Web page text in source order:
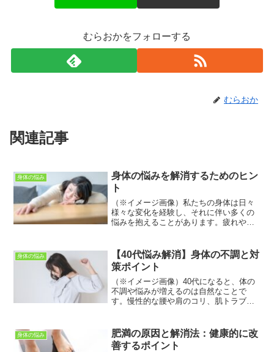
むらおかをフォローする
むらおか
関連記事
身体の悩み
身体の悩みを解消するためのヒン
ト
（※イメージ画像）私たちの身体は日々
様々な変化を経験し、それに伴い多くの
悩みを抱えることがあります。疲れや痛
を引き起こすことも少なくありません。
本記事では、具体的な身体...
身体の悩み
【40代悩み解消】身体の不調と対
策ポイント
（※イメージ画像）40代になると、体の
不調や悩みが増えるのは自然なことで
す。慢性的な腰や肩のコリ、肌トラブ
くなります。これらは生活習慣や加齢に
伴う身体の変化によるもので...
身体の悩み
肥満の原因と解消法：健康的に改
善するポイント